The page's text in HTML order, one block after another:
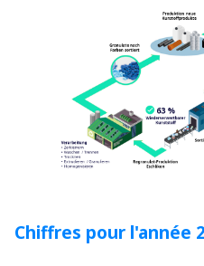
Chiffres pour l'année